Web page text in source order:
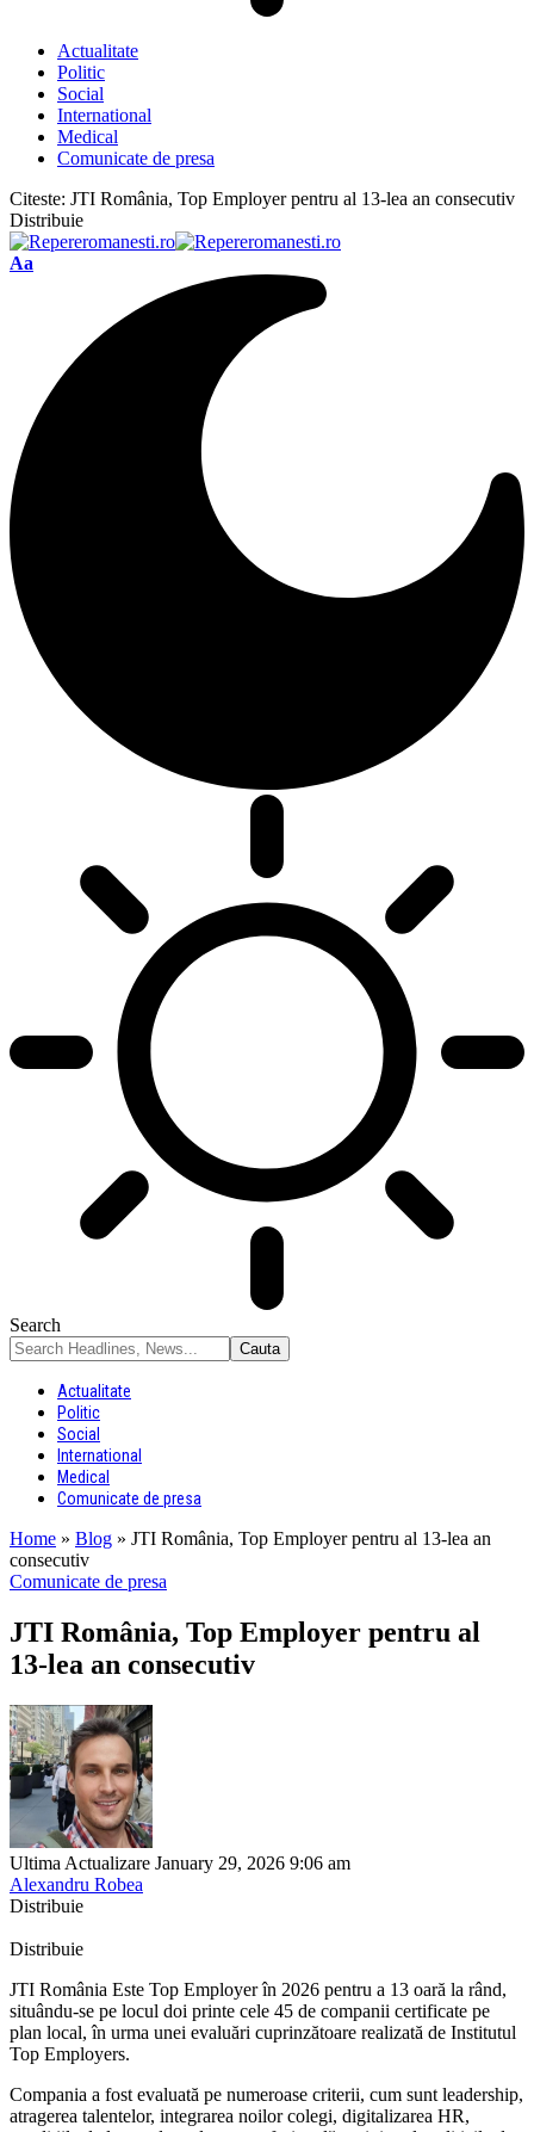
Actualitate
Politic
Social
International
Medical
Comunicate de presa
Citeste: JTI România, Top Employer pentru al 13-lea an consecutiv
Distribuie
Font
Aa
Search
Actualitate
Politic
Social
International
Medical
Comunicate de presa
Home » Blog » JTI România, Top Employer pentru al 13-lea an
consecutiv
Comunicate de presa
JTI România, Top Employer pentru al
13-lea an consecutiv
Ultima Actualizare January 29, 2026 9:06 am
Alexandru Robea
Distribuie
Distribuie
JTI România Este Top Employer în 2026 pentru a 13 oară la rând,
situându-se pe locul doi printe cele 45 de companii certificate pe
plan local, în urma unei evaluări cuprinzătoare realizată de Institutul
Top Employers.
Compania a fost evaluată pe numeroase criterii, cum sunt leadership,
atragerea talentelor, integrarea noilor colegi, digitalizarea HR,